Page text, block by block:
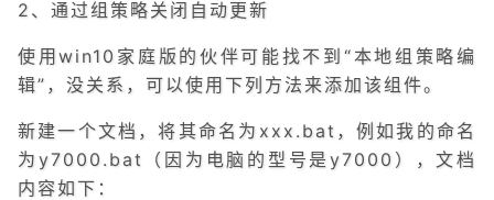
2、通过组策略关闭自动更新
使用win10家庭版的伙伴可能找不到“本地组策略编
辑”，没关系，可以使用下列方法来添加该组件。
新建一个文档，将其命名为xxx.bat，例如我的命名
为y7000.bat（因为电脑的型号是y7000），文档
内容如下：